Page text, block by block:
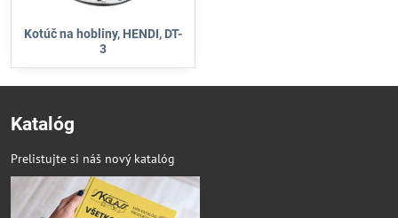
Kotúč na hobliny, HENDI, DT-
3
Katalóg
Prelistujte si náš nový katalóg